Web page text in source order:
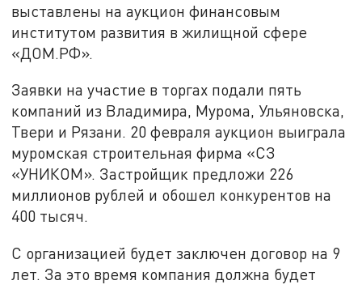
выставлены на аукцион финансовым
институтом развития в жилищной сфере
«ДОМ.РФ».
Заявки на участие в торгах подали пять
компаний из Владимира, Мурома, Ульяновска,
Твери и Рязани. 20 февраля аукцион выиграла
муромская строительная фирма «СЗ
«УНИКОМ». Застройщик предложи 226
миллионов рублей и обошел конкурентов на
400 тысяч.
С организацией будет заключен договор на 9
лет. За это время компания должна будет